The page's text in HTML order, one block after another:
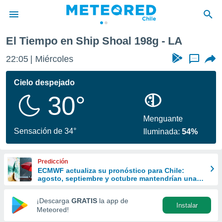
de
por
se
calidad.
a este
las
y
forma
digital
basada
El Tiempo en Ship Shoal 198g - LA
22:05 Miércoles ...
Cielo despejado
30°
Sensación de 34°
Menguante
Iluminada:54%
Predicción
ECMWF actualiza su pronóstico para Chile:
agosto, septiembre y octubre mantendrían una
¡Descarga GRATIS la app de
Meteored!
Instalar